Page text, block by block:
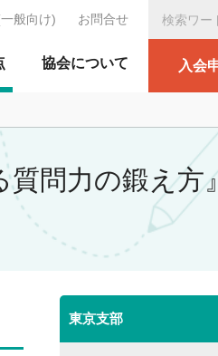
テーション協
協会について 入会
般向け) お問合せ
問力の鍛え方
東京支部